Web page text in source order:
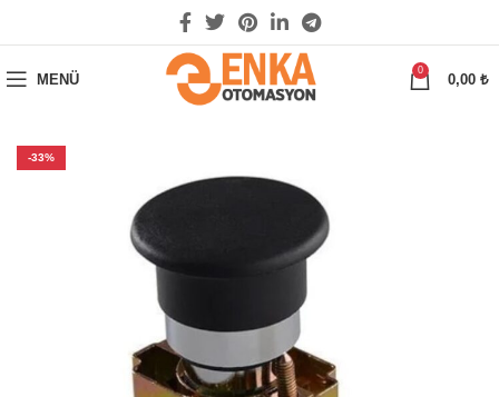
MENÜ
0
0,00 ₺
-33%